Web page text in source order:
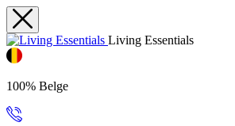
Living Essentials
100% Belge